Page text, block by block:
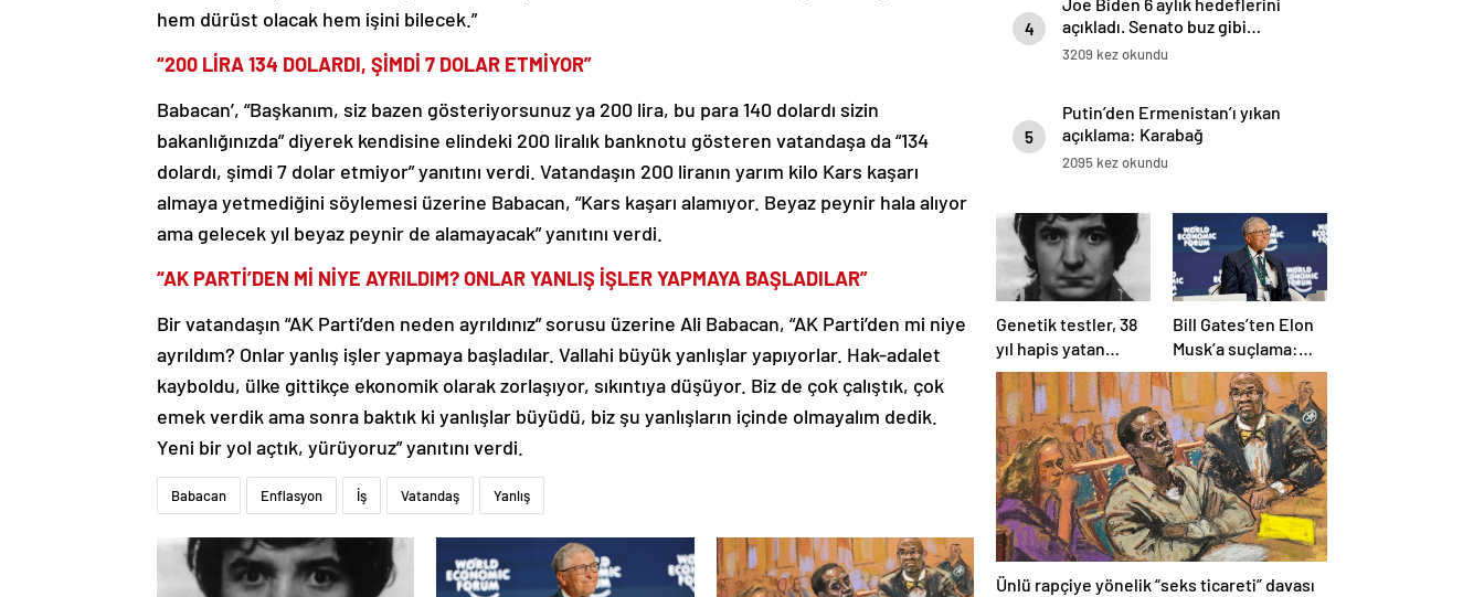
hem dürüst olacak hem işini bilecek.”
“200 LİRA 134 DOLARDI, ŞİMDİ 7 DOLAR ETMİYOR”
Babacan’, “Başkanım, siz bazen gösteriyorsunuz ya 200 lira, bu para 140 dolardı sizin
bakanlığınızda” diyerek kendisine elindeki 200 liralık banknotu gösteren vatandaşa da “134
dolardı, şimdi 7 dolar etmiyor” yanıtını verdi. Vatandaşın 200 liranın yarım kilo Kars kaşarı
almaya yetmediğini söylemesi üzerine Babacan, “Kars kaşarı alamıyor. Beyaz peynir hala alıyor
ama gelecek yıl beyaz peynir de alamayacak” yanıtını verdi.
“AK PARTİ’DEN Mİ NİYE AYRILDIM? ONLAR YANLIŞ İŞLER YAPMAYA BAŞLADILAR”
Bir vatandaşın “AK Parti’den neden ayrıldınız” sorusu üzerine Ali Babacan, “AK Parti’den mi niye
ayrıldım? Onlar yanlış işler yapmaya başladılar. Vallahi büyük yanlışlar yapıyorlar. Hak-adalet
kayboldu, ülke gittikçe ekonomik olarak zorlaşıyor, sıkıntıya düşüyor. Biz de çok çalıştık, çok
emek verdik ama sonra baktık ki yanlışlar büyüdü, biz şu yanlışların içinde olmayalım dedik.
Yeni bir yol açtık, yürüyoruz” yanıtını verdi.
Babacan Enflasyon İş Vatandaş Yanlış
4
Joe Biden 6 aylık hedeflerini
açıkladı. Senato buz gibi…
3209 kez okundu
5
Putin’den Ermenistan’ı yıkan
açıklama: Karabağ
Azerbaycan’ın ayrılmaz bir
2095 kez okundu
Genetik testler, 38
yıl hapis yatan
adamın suçsuz
olduğunu ortaya
çıkardı
Bill Gates’ten Elon
Musk’a suçlama:
“Fakir çocukları
öldürdü”
Ünlü rapçiye yönelik “seks ticareti” davası